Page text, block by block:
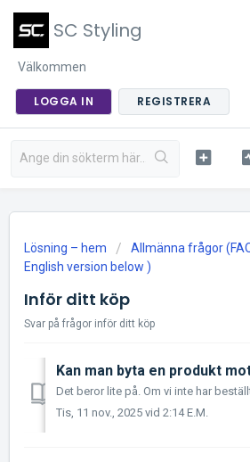
SC Styling
Välkommen
LOGGA IN REGISTRERA
Lösning – hem
Allmänna frågor
English version below )
Inför ditt köp
Svar på frågor inför ditt köp
Kan man byta en produkt
Tis, 11 nov., 2025 vid 2:14 E.M.